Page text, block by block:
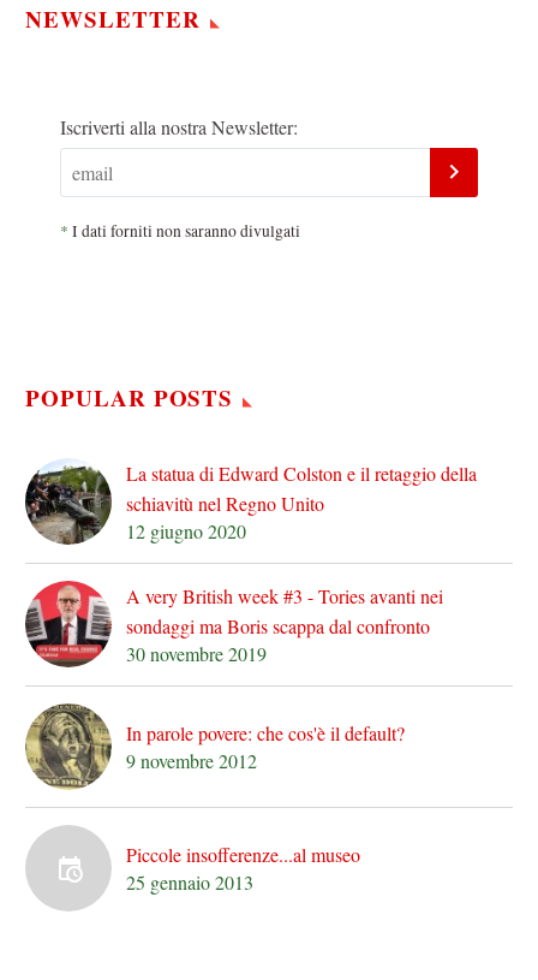
NEWSLETTER
Iscriverti alla nostra Newsletter:
* I dati forniti non saranno divulgati
POPULAR POSTS
La statua di Edward Colston e il retaggio della
schiavitù nel Regno Unito
12 giugno 2020
A very British week #3 - Tories avanti nei
sondaggi ma Boris scappa dal confronto
30 novembre 2019
In parole povere: che cos'è il default?
9 novembre 2012
Piccole insofferenze...al museo
25 gennaio 2013